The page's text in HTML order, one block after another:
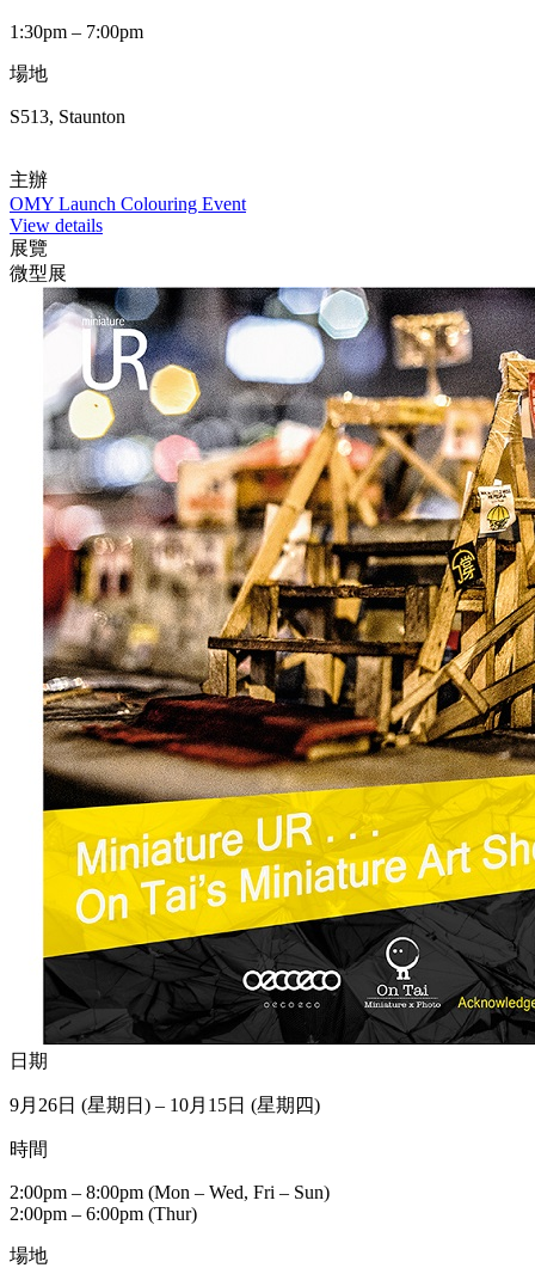
1:30pm – 7:00pm
場地
S513, Staunton
主辦
OMY Launch Colouring Event
View details
展覽
微型展
日期
9月26日 (星期日) – 10月15日 (星期四)
時間
2:00pm – 8:00pm (Mon – Wed, Fri – Sun)
2:00pm – 6:00pm (Thur)
場地